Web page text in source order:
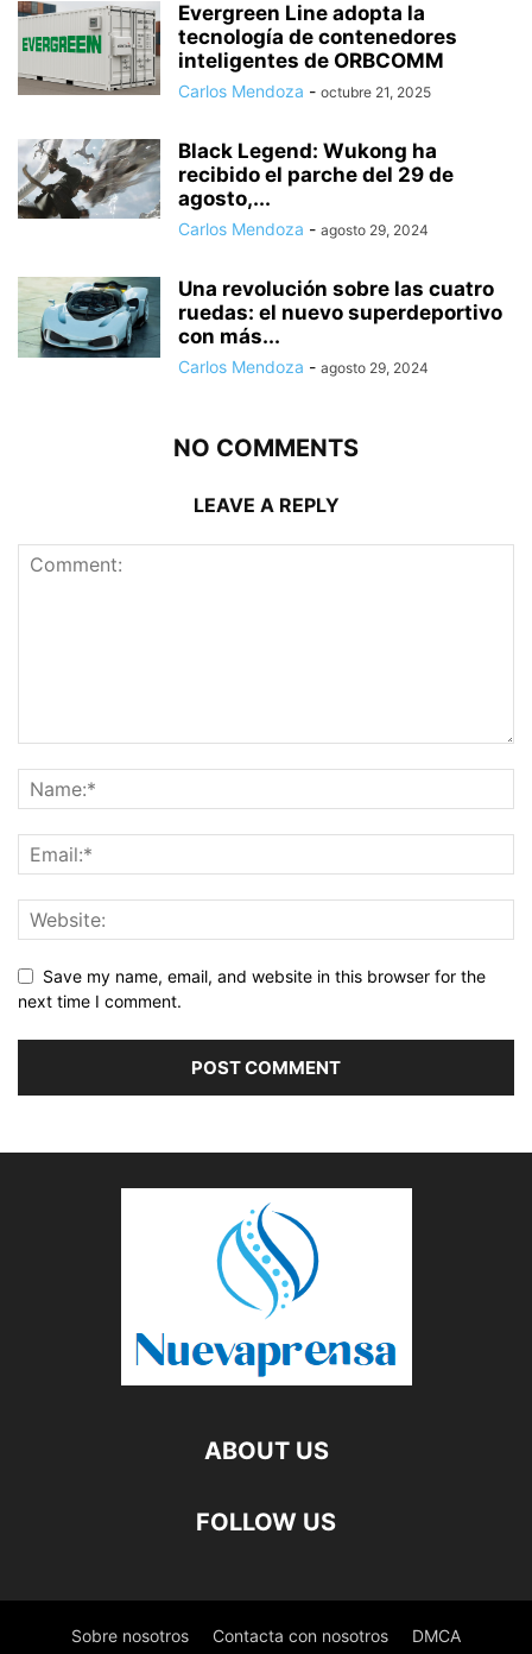
Evergreen Line adopta la
tecnología de contenedores
inteligentes de ORBCOMM
Carlos Mendoza - octubre 21, 2025
Black Legend: Wukong ha
recibido el parche del 29 de
agosto,...
Carlos Mendoza - agosto 29, 2024
Una revolución sobre las cuatro
ruedas: el nuevo superdeportivo
con más...
Carlos Mendoza - agosto 29, 2024
NO COMMENTS
LEAVE A REPLY
Save my name, email, and website in this browser for the
next time I comment.
ABOUT US
FOLLOW US
Sobre nosotros Contacta con nosotros DMCA